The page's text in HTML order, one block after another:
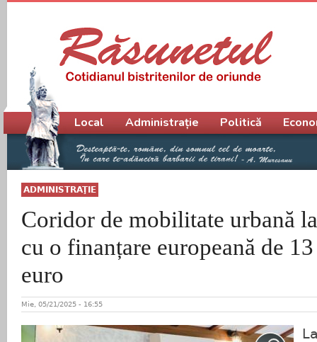
ADMINISTRAŢIE
Coridor de mobilitate urbană
cu o finanțare europeană de
euro
Mie, 05/21/2025 - 16:55
Meniu principal
Local Administrație Politică